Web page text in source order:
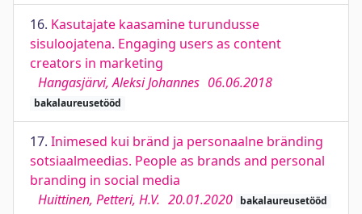
16. Kasutajate kaasamine turundusse
sisuloojatena. Engaging users as content
creators in marketing
Hangasjärvi, Aleksi Johannes 06.06.2018
bakalaureusetööd
17. Inimesed kui bränd ja personaalne bränding
sotsiaalmeedias. People as brands and personal
branding in social media
Huittinen, Petteri, H.V. 20.01.2020 bakalaureusetööd